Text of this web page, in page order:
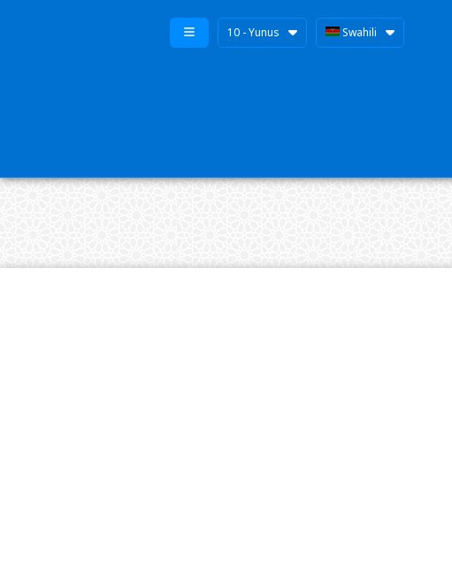
10 - Yunus Swahili